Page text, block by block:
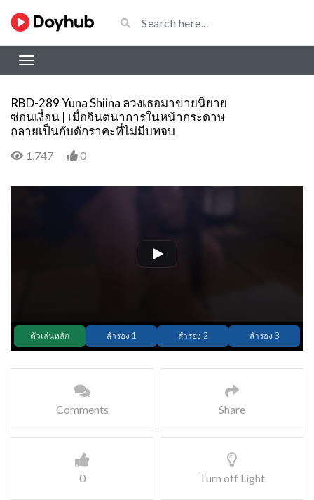
RBD-289 Yuna Shiina ลวงเธอมาขายนิยาย
ซ่อนเงื่อน | เมื่อจินตนาการในหน้ากระดาษ
กลายเป็นกับดักราคะที่ไม่มีบทจบ
1,747 0
Comments Share
0 Turn off Light